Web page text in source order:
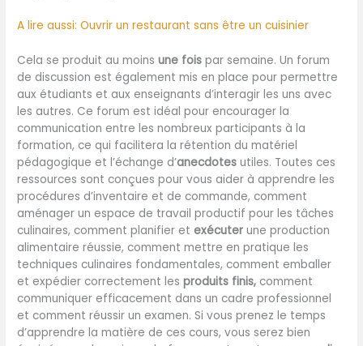
A lire aussi: Ouvrir un restaurant sans être un cuisinier
Cela se produit au moinsune fois par semaine. Un forum
de discussion est également mis en place pour permettre
aux étudiants et aux enseignants d’interagir les uns avec
les autres. Ce forum est idéal pour encourager la
communication entre les nombreux participants à la
formation, ce qui facilitera la rétention du matériel
pédagogique et l’échange d’anecdotes utiles. Toutes ces
ressources sont conçues pour vous aider à apprendre les
procédures d’inventaire et de commande, comment
aménager un espace de travail productif pour les tâches
culinaires, comment planifier etexécuter une production
alimentaire réussie, comment mettre en pratique les
techniques culinaires fondamentales, comment emballer
et expédier correctement lesproduits finis, comment
communiquer efficacement dans un cadre professionnel
et comment réussir un examen. Si vous prenez le temps
d’apprendre la matière de ces cours, vous serez bien